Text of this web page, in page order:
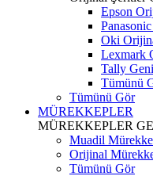
Epson
Oki
Lexmark
Tally
Tümünü
Tümünü Gör
MÜREKKEPLER
MÜREKKEPLER
Muadil
Orijinal
Tümünü Gör